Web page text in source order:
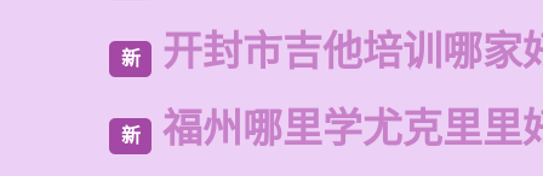
新 开封市吉他培训哪家
新 福州哪里学尤克里里